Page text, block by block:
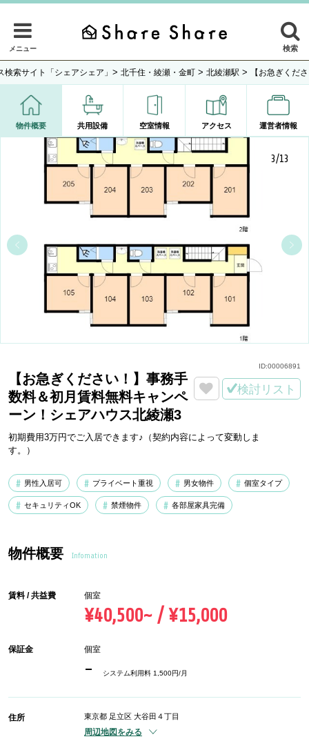
メニュー 検索
検索サイト「シェアシェア」 > 北千住・綾瀬・金町 > 北綾瀬駅 > 【お急ぎくだ
物件概要 共用設備 空室情報 アクセス 運営者情報
3/13
【お急ぎください！】事務手
数料＆初月賃料無料キャンペ
ーン！シェアハウス北綾瀬3
初期費用3万円でご入居できます♪（契約内容によって変動しま
す。）
検討リスト
男性入居可 プライベート重視 男女物件 個室タイプ
セキュリティOK 禁煙物件 各部屋家具完備
ID:00006891
物件概要 Infomation
賃料 / 共益費 個室
¥40,500~ / ¥15,000
保証金 個室
- システム利用料 1,500円/月
住所 東京都 足立区 大谷田４丁目
周辺地図をみる